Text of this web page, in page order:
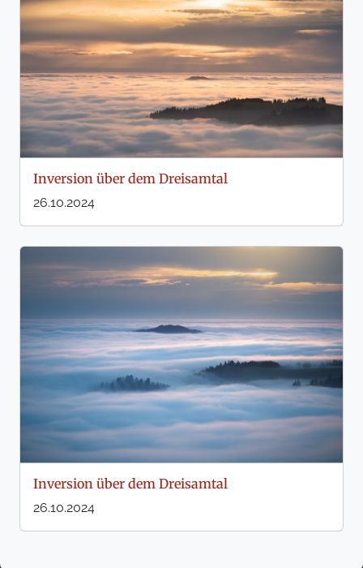
Inversion über dem Dreisamtal
26.10.2024
Inversion über dem Dreisamtal
26.10.2024